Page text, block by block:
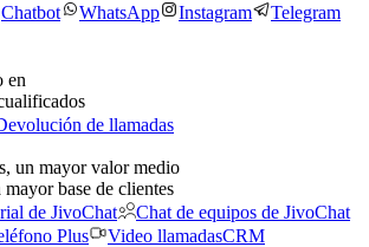
Chatbot WhatsApp Instagram Telegram
en
de llamadas
un mayor valor medio
base de clientes
de JivoChat
Chat de equipos de JivoChat
Plus Video llamadasCRM